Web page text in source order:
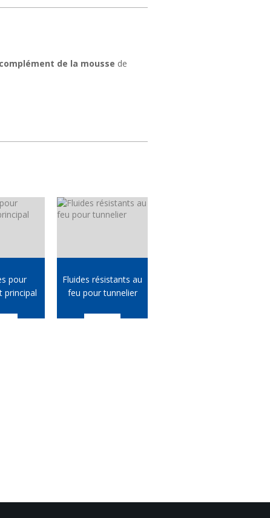
complément de la mousse de
pour
principal
Fluides résistants au
feu pour tunnelier